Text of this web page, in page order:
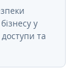
у
та